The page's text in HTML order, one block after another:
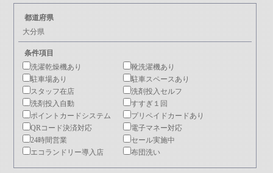
都道府県
大分県
条件項目
洗濯乾燥機あり
靴洗濯機あり
駐車場あり
駐車スペースあり
スタッフ在店
洗剤投入セルフ
洗剤投入自動
すすぎ１回
ポイントカードシステム
プリペイドカードあり
QRコード決済対応
電子マネー対応
24時間営業
セール実施中
エコランドリー導入店
布団洗い